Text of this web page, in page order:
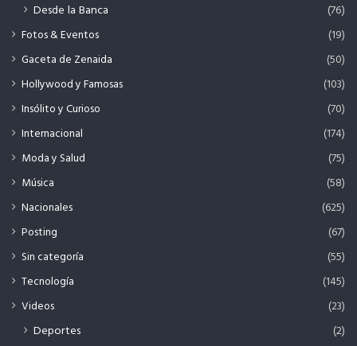
Desde la Banca (76)
Fotos & Eventos
(19)
Gaceta de Zenaida
(50)
Hollywood y Famosas
(103)
Insólito y Curioso
(70)
Internacional
(174)
Moda y Salud
(75)
Música
(58)
Nacionales
(625)
Posting
(67)
Sin categoría
(55)
Tecnología
(145)
Videos
(23)
Deportes
(2)